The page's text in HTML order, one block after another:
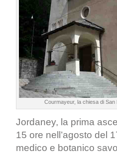
Courmayeur, la chiesa di San
Jordaney, la prima
15 ore nell’agosto del
medico e botanico